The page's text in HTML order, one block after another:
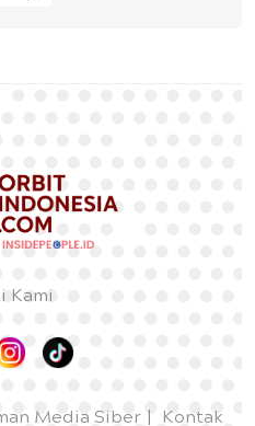
Kami
Media Siber Kontak